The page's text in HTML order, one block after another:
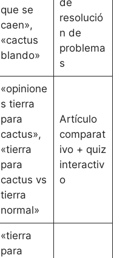
que se
caen»,
«cactus
blando»
de
resolució
n de
problema
s
«opinione
s tierra
para
cactus»,
«tierra
para
cactus vs
tierra
normal»
Artículo
comparat
ivo + quiz
interactiv
o
«tierra
para